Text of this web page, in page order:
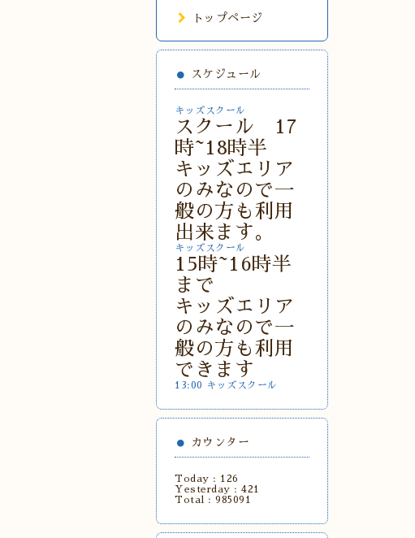
トップページ
スケジュール
キッズスクール
スクール 17
時~18時半
キッズエリア
のみなので一
般の方も利用
出来ます。
キッズスクール
15時~16時半
まで
キッズエリア
のみなので一
般の方も利用
できます
13:00 キッズスクール
カウンター
Today : 126
Yesterday : 421
Total : 985091